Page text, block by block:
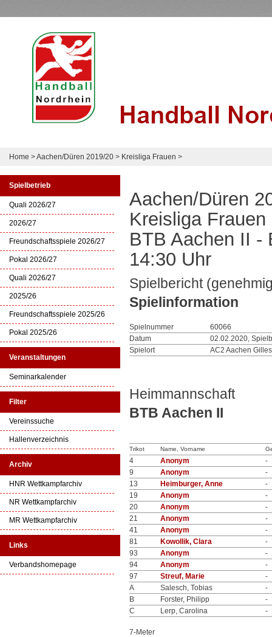
Home >Aachen/Düren 2019/20 > Kreisliga Frauen >
Spielbetrieb
Quali 2026/27
2026/27
Freundschaftsspiele 2026/27
Pokal 2026/27
Quali 2026/27
2025/26
Freundschaftsspiele 2025/26
Pokal 2025/26
Veranstaltungen
Seminarkalender
Filter
Vereinssuche
Hallenverzeichnis
Archiv
HNR Wettkampfarchiv
NR Wettkampfarchiv
MR Wettkampfarchiv
Links
Verbandshomepage
Aachen/Düren
Kreisliga Frauen
BTB Aachen II -
14:30 Uhr
Spielbericht
Spielinformation
Spielnummer
60066
Datum
02.02.2020,
Spielort
AC2 Aachen
Heimmannschaft
BTB Aachen II
Trikot Name, Vorname
4 Anonym
-
9
Anonym
-
13
Heimburger, Anne
-
19
Anonym
-
20
Anonym
-
21
Anonym
-
41
Anonym
-
81
Kowollik, Clara
-
93
Anonym
-
94
Anonym
-
97
Streuf, Marie
-
A
Salesch, Tobias
-
B
Forster, Philipp
-
C
Lerp, Carolina -
7-Meter